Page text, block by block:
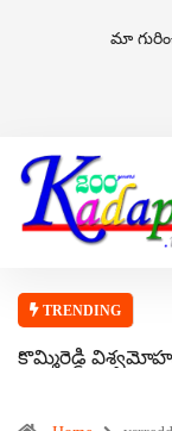
మా
TRENDING
కొమ్మిరెడ్డి